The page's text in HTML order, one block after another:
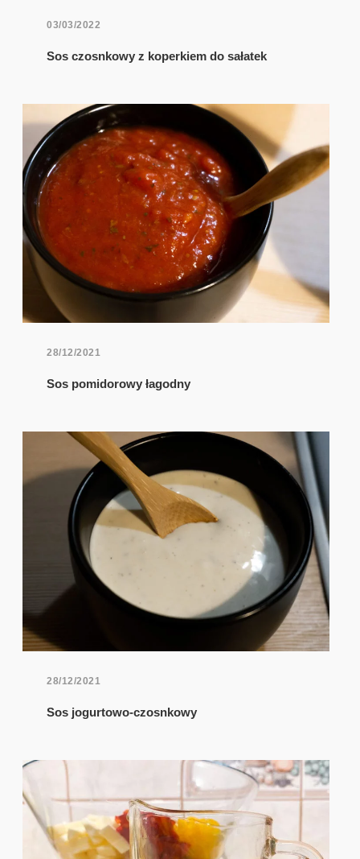
03/03/2022
Sos czosnkowy z koperkiem do sałatek
28/12/2021
Sos pomidorowy łagodny
28/12/2021
Sos jogurtowo-czosnkowy